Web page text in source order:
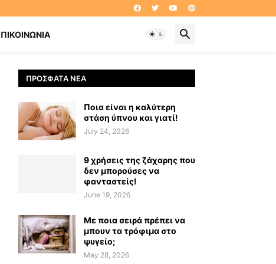
ΠΡΌΣΦΑΤΑ ΝΈΑ
Ποια είναι η καλύτερη
στάση ύπνου και γιατί!
July 24, 2026
9 χρήσεις της ζάχαρης που
δεν μπορούσες να
φανταστείς!
June 19, 2026
Με ποια σειρά πρέπει να
μπουν τα τρόφιμα στο
ψυγείο;
May 28, 2026